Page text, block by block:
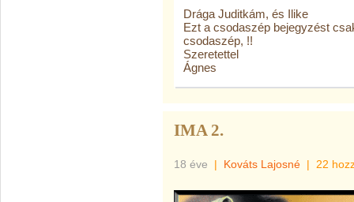
Drága Juditkám, és Ilike
Ezt a csodaszép bejegyzést
csodaszép, !!
Szeretettel
Ágnes
IMA 2.
18 éve | Kováts Lajosné | 22